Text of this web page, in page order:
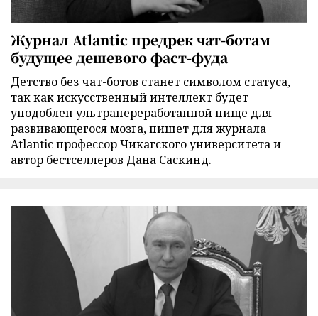
Журнал Atlantic предрек чат-ботам
будущее дешевого фаст-фуда
Детство без чат-ботов станет символом статуса,
так как искусственный интеллект будет
уподоблен ультрапереработанной пище для
развивающегося мозга, пишет для журнала
Atlantic профессор Чикагского университета и
автор бестселлеров Дана Саскинд.